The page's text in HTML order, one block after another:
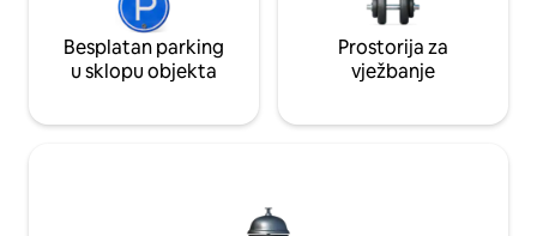
Besplatan parking
u sklopu objekta
Prostorija za
vježbanje